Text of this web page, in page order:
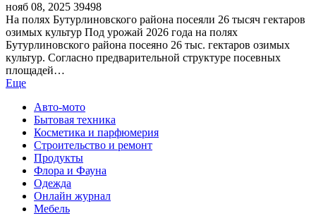
нояб 08, 2025 39498
На полях Бутурлиновского района посеяли 26 тысяч гектаров
озимых культур Под урожай 2026 года на полях
Бутурлиновского района посеяно 26 тыс. гектаров озимых
культур. Согласно предварительной структуре посевных
площадей…
Еще
Авто-мото
Бытовая техника
Косметика и парфюмерия
Строительство и ремонт
Продукты
Флора и Фауна
Одежда
Онлайн журнал
Мебель